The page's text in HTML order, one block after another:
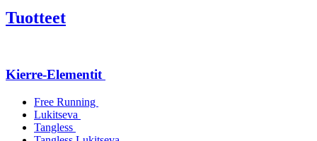
Tuotteet
Kierre-Elementit
Free Running
Lukitseva
Tangless